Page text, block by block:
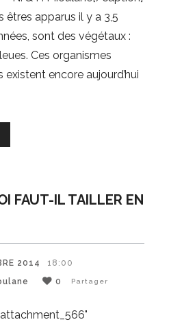
êtres apparus il y a 3,5
sont des végétaux :
Ces organismes
existent encore aujourd’hui
FAUT-IL TAILLER EN
2014
18:00
0 Partager